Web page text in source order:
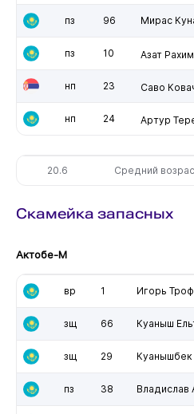
пз 96 Мирас
пз 10 Азат
нп 23 Саво
нп 24 Артур
20.6 Средний
Скамейка запасных
Актобе-М
вр 1 Игорь
зщ 66 Куаныш
зщ 29 Куанышбек
пз 38 Владислав